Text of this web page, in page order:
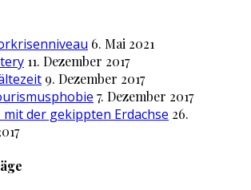
6. Mai 2021
11. Dezember 2017
9. Dezember 2017
7. Dezember 2017
mit der gekippten Erdachse 26.